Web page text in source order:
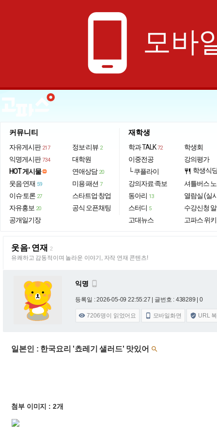
phone_android 모바
커뮤니티
자유게시판 217
익명게시판 734
HOT 게시물
웃음·연재 59
이슈·토론 27
자유홍보 20
공개일기장
정보·리뷰 2
대학원
연애상담 20
미용·패션 7
스타트업·창업
공식 오픈채팅
재학생
학과 TALK 72
이중전공
└ 쿠플라이
강의자료·족보
동아리 13
스터디 5
고대뉴스
학생회
강의평가
restaurant 학생식
셔틀버스
열람실 (실
수강신청
고파스 위키
웃음·연재 2
유쾌하고 감동적이며 놀라운 이야기, 자작 연재 콘텐츠!
익명 
등록일 : 2026-05-09 22:55:27 | 글번호 : 438289 | 0
 7206명이 읽었어요  모바일화면  URL
일본인 : 한국요리 '쵸레기 샐러드' 맛있어 
첨부 이미지 : 2개